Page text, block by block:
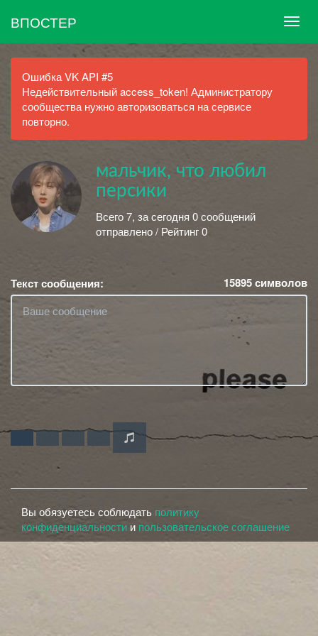
ВПОСТЕР
Ошибка VK API #5
Недействительный access_token! Администратору
сообщества нужно авторизоваться на сервисе
повторно.
мальчик, что любил
персики
Всего 7, за сегодня 0 сообщений
отправлено / Рейтинг 0
Текст сообщения: 15895символов
Вы обязуетесь соблюдать политику
конфиденциальности и пользовательское соглашение